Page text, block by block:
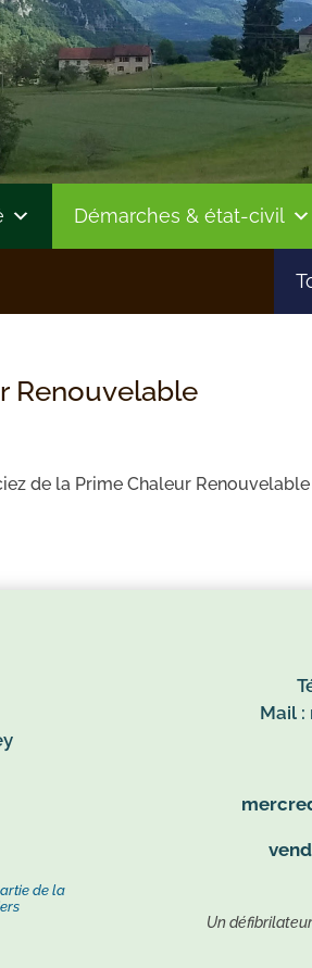
Démarches & état-civil
Renouvelable
de la Prime Chaleur Renouvelable
de la
Mail :
Un